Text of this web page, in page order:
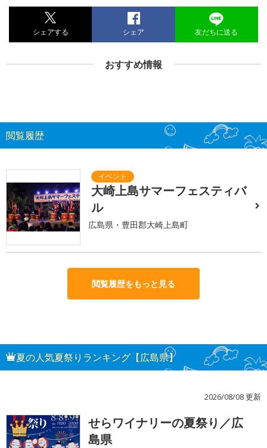
シェアする シェア 友だちに送る
おすすめ情報
閲覧履歴
大崎上島サマーフェスティバ
ル
広島県・豊田郡大崎上島町
閲覧履歴をもっと見る
夏の人気夏祭りランキング【広島県】
2026/08/08 更新
1
せらワイナリーの夏祭り／広
島県